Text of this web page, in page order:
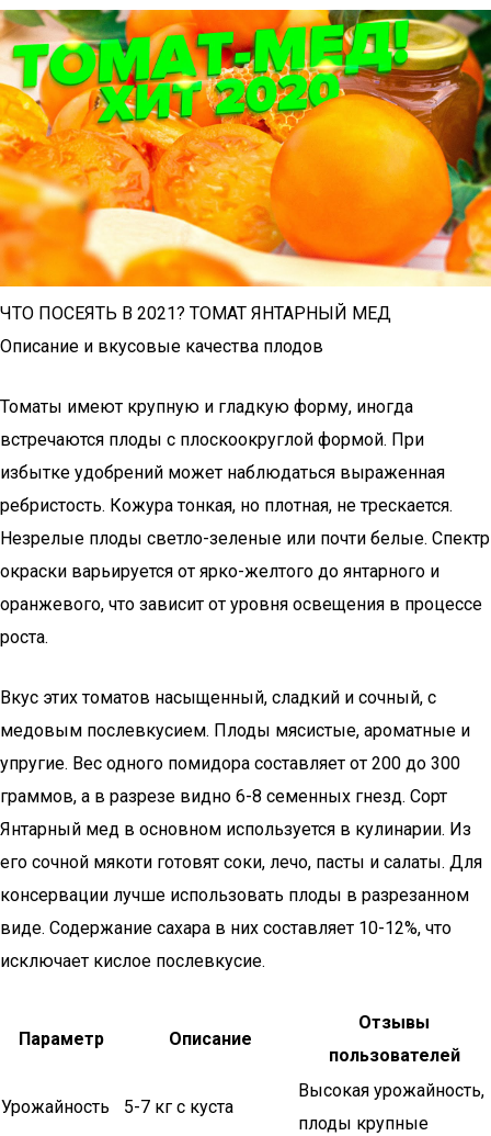
ЧТО ПОСЕЯТЬ В 2021? ТОМАТ ЯНТАРНЫЙ МЕД
Описание и вкусовые качества плодов
Томаты имеют крупную и гладкую форму, иногда
встречаются плоды с плоскоокруглой формой. При
избытке удобрений может наблюдаться выраженная
ребристость. Кожура тонкая, но плотная, не трескается.
Незрелые плоды светло-зеленые или почти белые. Спектр
окраски варьируется от ярко-желтого до янтарного и
оранжевого, что зависит от уровня освещения в процессе
роста.
Вкус этих томатов насыщенный, сладкий и сочный, с
медовым послевкусием. Плоды мясистые, ароматные и
упругие. Вес одного помидора составляет от 200 до 300
граммов, а в разрезе видно 6-8 семенных гнезд. Сорт
Янтарный мед в основном используется в кулинарии. Из
его сочной мякоти готовят соки, лечо, пасты и салаты. Для
консервации лучше использовать плоды в разрезанном
виде. Содержание сахара в них составляет 10-12%, что
исключает кислое послевкусие.
Параметр Описание
Отзывы
пользователей
Урожайность 5-7 кг с куста
Высокая урожайность,
плоды крупные